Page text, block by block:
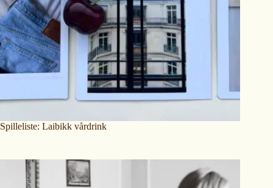
Spilleliste: Laibikk vårdrink